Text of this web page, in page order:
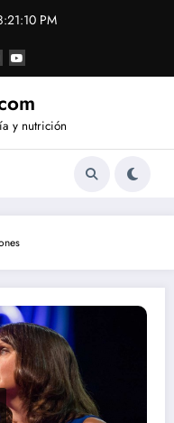
PM
y nutrición